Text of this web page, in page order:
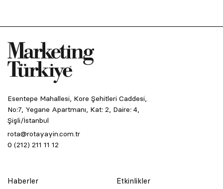
Esentepe Mahallesi, Kore Şehitleri Caddesi,
No:7, Yegane Apartmanı, Kat: 2, Daire: 4,
Şişli/İstanbul
rota@rotayayin.com.tr
0 (212) 211 11 12
Haberler
Etkinlikler